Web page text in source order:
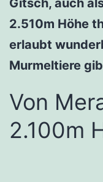
Gitsch, auch
2.510m Höhe
erlaubt
Murmeltiere
Von
2.100m